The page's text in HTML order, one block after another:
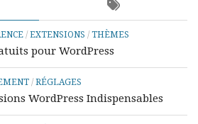
/ EXTENSIONS / THÈMES
pour WordPress
/ RÉGLAGES
WordPress Indispensables